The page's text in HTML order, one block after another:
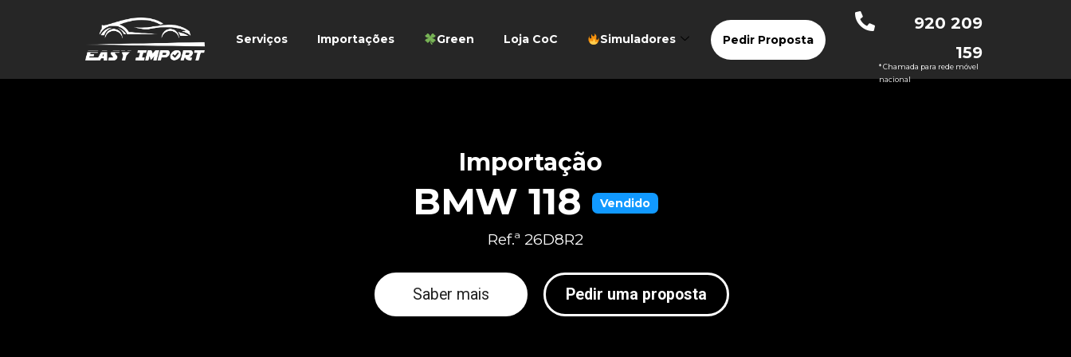
Serviços Importações Green Loja CoC Simuladores Pedir Proposta
920 209
159
* Chamada para rede móvel
nacional
Importação
BMW 118 Vendido
Ref.ª 26D8R2
Saber mais Pedir uma proposta